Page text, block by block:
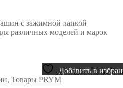
с зажимной лапкой
различных моделей и марок
Добавить в
, Товары PRYM